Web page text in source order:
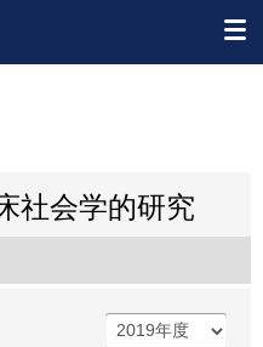
社会学的研究